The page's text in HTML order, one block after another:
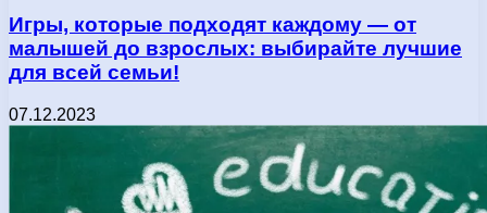
Игры, которые подходят каждому — от
малышей до взрослых: выбирайте лучшие
для всей семьи!
07.12.2023